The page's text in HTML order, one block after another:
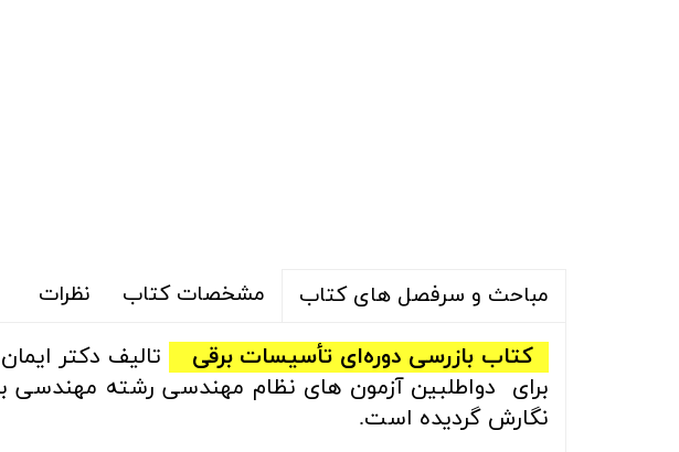
مباحث و سرفصل های کتاب مشخصات کتاب نظرات
کتاب بازرسی دوره‌ای تأسیسات برقی تالیف دکتر
برای دواطلبین آزمون های نظام مهندسی رشته
نگارش گردیده است.